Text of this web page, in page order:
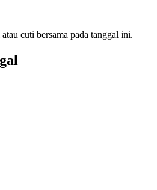
cuti bersama pada tanggal ini.